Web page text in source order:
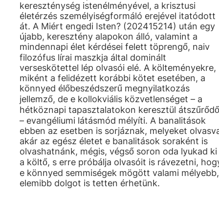
kereszténység istenélményével, a krisztusi
életérzés személyiségformáló erejével itatódott
át. A Miért engedi Isten? (202415214) után egy
újabb, keresztény alapokon álló, valamint a
mindennapi élet kérdései felett töprengő, naiv
filozófus lírai maszkja által dominált
verseskötettel lép olvasói elé. A költeményekre,
miként a felidézett korábbi kötet esetében, a
könnyed élőbeszédszerű megnyilatkozás
jellemző, de e kollokviális közvetlenséget – a
hétköznapi tapasztalatokon keresztül átszűrődő
– evangéliumi látásmód mélyíti. A banalitások
ebben az esetben is sorjáznak, melyeket
akár az egész életet e banalitások soraként is
olvashatnánk, mégis, végső soron oda lyukad ki
a költő, s erre próbálja olvasóit is rávezetni,
e könnyed semmiségek mögött valami mélyebb,
elemibb dolgot is tetten érhetünk.